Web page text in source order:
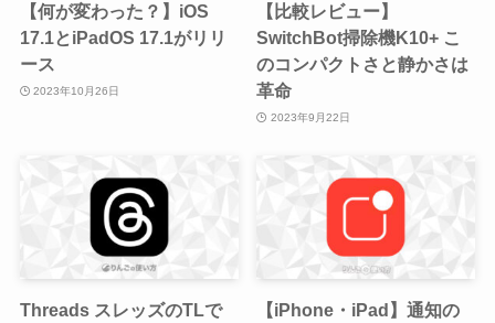
【何が変わった？】iOS
17.1とiPadOS 17.1がリリ
ース
2023年10月26日
【比較レビュー】
SwitchBot掃除機K10+ こ
のコンパクトさと静かさは
革命
2023年9月22日
Threads スレッズのTLで
【iPhone・iPad】通知の